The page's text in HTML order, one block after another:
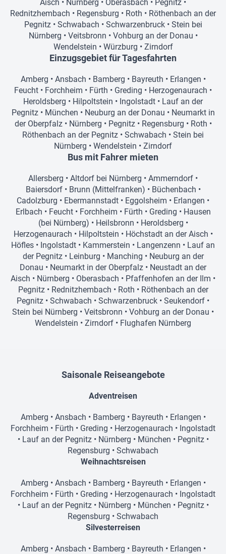
Aisch • Nürnberg • Oberasbach • Pegnitz •
Rednitzhembach • Regensburg • Roth • Röthenbach an der
Pegnitz• Schwabach • Schwarzenbruck• Stein bei
Nürnberg • Veitsbronn • Vohburg an der Donau •
Wendelstein • Würzburg • Zirndorf
Einzugsgebiet für Tagesfahrten
Amberg • Ansbach • Bamberg • Bayreuth • Erlangen •
Feucht • Forchheim • Fürth • Greding • Herzogenaurach •
Heroldsberg • Hilpoltstein • Ingolstadt • Lauf an der
Pegnitz• München • Neuburg an der Donau • Neumarkt in
der Oberpfalz• Nürnberg • Pegnitz• Regensburg • Roth •
Röthenbach an der Pegnitz • Schwabach • Stein bei
Nürnberg • Wendelstein • Zirndorf
Bus mit Fahrer mieten
Allersberg • Altdorf bei Nürnberg • Ammerndorf •
Baiersdorf• Brunn (Mittelfranken) • Büchenbach •
Cadolzburg • Ebermannstadt • Eggolsheim • Erlangen •
Erlbach • Feucht• Forchheim • Fürth • Greding • Hausen
(bei Nürnberg) • Heilsbronn • Heroldsberg •
Herzogenaurach • Hilpoltstein • Höchstadt an der Aisch •
Höfles • Ingolstadt • Kammerstein • Langenzenn • Lauf an
der Pegnitz• Leinburg • Manching • Neuburg an der
Donau • Neumarkt in der Oberpfalz • Neustadt an der
Aisch • Nürnberg • Oberasbach • Pfaffenhofen an der Ilm •
Pegnitz• Rednitzhembach • Roth • Röthenbach an der
Pegnitz • Schwabach • Schwarzenbruck • Seukendorf •
Stein bei Nürnberg • Veitsbronn • Vohburg an der Donau •
Wendelstein • Zirndorf • Flughafen Nürnberg
Saisonale Reiseangebote
Adventreisen
Amberg • Ansbach • Bamberg • Bayreuth • Erlangen •
Forchheim • Fürth • Greding • Herzogenaurach • Ingolstadt
• Lauf an der Pegnitz• Nürnberg • München • Pegnitz•
Regensburg • Schwabach
Weihnachtsreisen
Amberg • Ansbach • Bamberg • Bayreuth • Erlangen •
Forchheim • Fürth • Greding • Herzogenaurach • Ingolstadt
• Lauf an der Pegnitz• Nürnberg • München • Pegnitz•
Regensburg • Schwabach
Silvesterreisen
Amberg • Ansbach • Bamberg • Bayreuth • Erlangen •